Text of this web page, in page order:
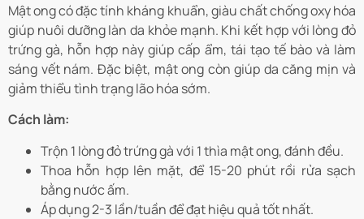
Mật ong có đặc tính kháng khuẩn, giàu chất chống oxy hóa
giúp nuôi dưỡng làn da khỏe mạnh. Khi kết hợp với lòng đỏ
trứng gà, hỗn hợp này giúp cấp ẩm, tái tạo tế bào và làm
sáng vết nám. Đặc biệt, mật ong còn giúp da căng mịn và
giảm thiểu tình trạng lão hóa sớm.
Cách làm:
Trộn 1 lòng đỏ trứng gà với 1 thìa mật ong, đánh đều.
Thoa hỗn hợp lên mặt, để 15-20 phút rồi rửa sạch
bằng nước ấm.
Áp dụng 2-3 lần/tuần để đạt hiệu quả tốt nhất.